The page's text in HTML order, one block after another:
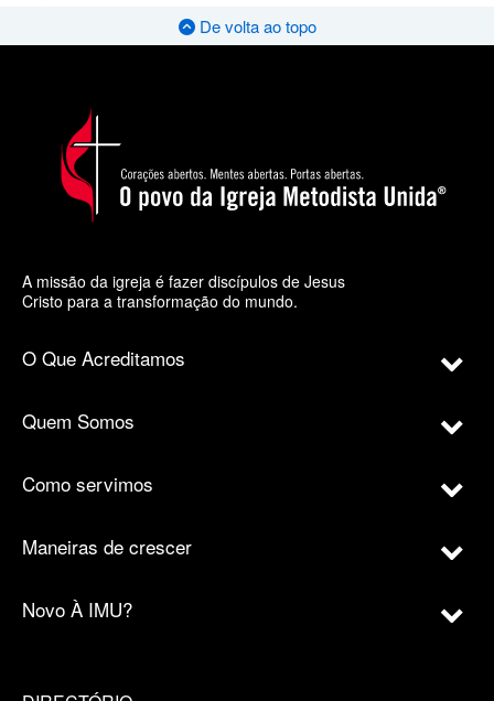
De volta ao topo
A missão da igreja é fazer discípulos de Jesus
Cristo para a transformação do mundo.
O Que Acreditamos
Quem Somos
Como servimos
Maneiras de crescer
Novo À IMU?